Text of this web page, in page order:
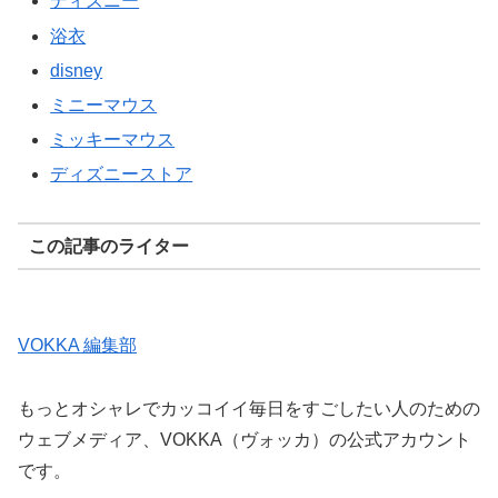
浴衣
disney
ミニーマウス
ミッキーマウス
ディズニーストア
この記事のライター
VOKKA 編集部
もっとオシャレでカッコイイ毎日をすごしたい人のための
ウェブメディア、VOKKA（ヴォッカ）の公式アカウント
です。